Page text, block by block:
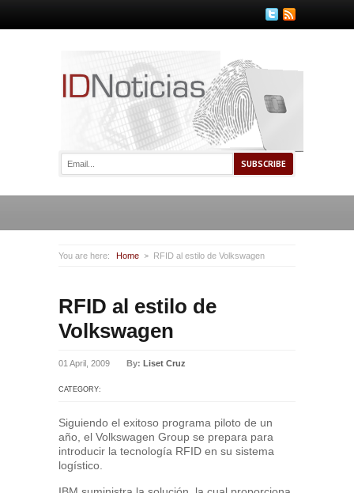
You are here: Home RFID al estilo de Volkswagen
RFID al estilo de
Volkswagen
01 April, 2009 By: Liset Cruz
CATEGORY:
Siguiendo el exitoso programa piloto de un
año, el Volkswagen Group se prepara para
introducir la tecnología RFID en su sistema
logístico.